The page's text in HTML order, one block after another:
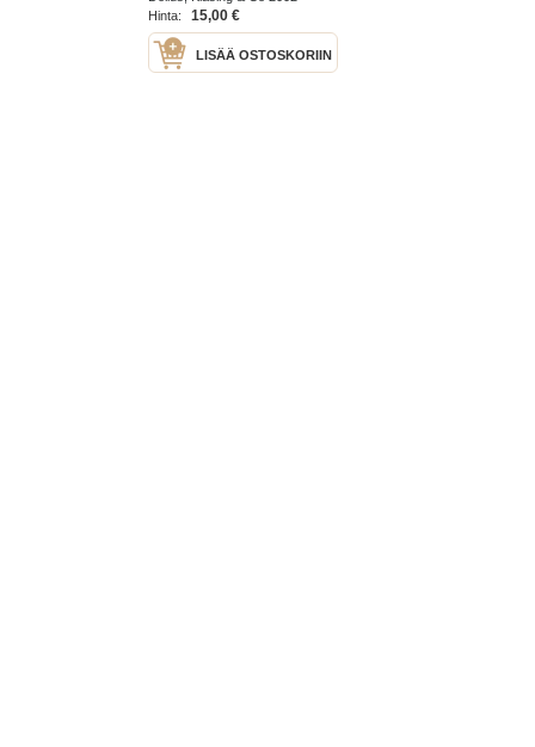
Hinta:
15,00 €
LISÄÄ OSTOSKORIIN